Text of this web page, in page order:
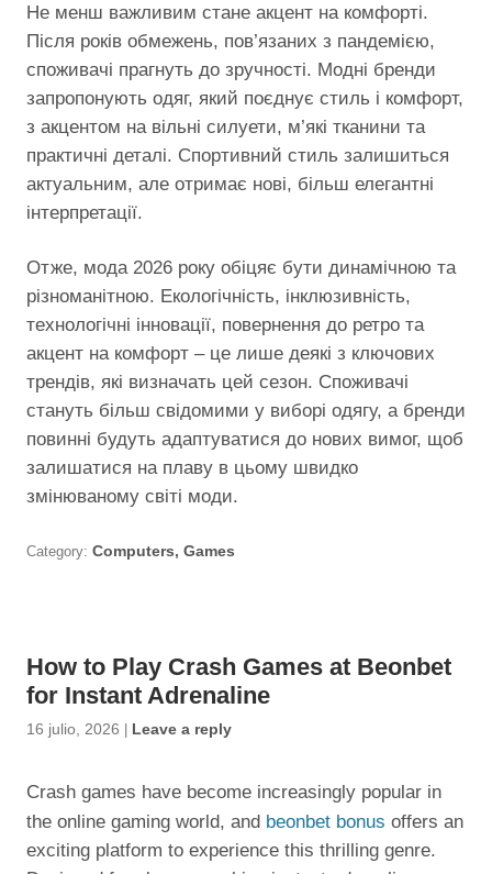
Не менш важливим стане акцент на комфорті.
Після років обмежень, пов’язаних з пандемією,
споживачі прагнуть до зручності. Модні бренди
запропонують одяг, який поєднує стиль і комфорт,
з акцентом на вільні силуети, м’які тканини та
практичні деталі. Спортивний стиль залишиться
актуальним, але отримає нові, більш елегантні
інтерпретації.
Отже, мода 2026 року обіцяє бути динамічною та
різноманітною. Екологічність, інклюзивність,
технологічні інновації, повернення до ретро та
акцент на комфорт – це лише деякі з ключових
трендів, які визначать цей сезон. Споживачі
стануть більш свідомими у виборі одягу, а бренди
повинні будуть адаптуватися до нових вимог, щоб
залишатися на плаву в цьому швидко
змінюваному світі моди.
Category: Computers, Games
How to Play Crash Games at Beonbet
for Instant Adrenaline
16 julio, 2026 | Leave a reply
Crash games have become increasingly popular in
the online gaming world, and beonbet bonus offers an
exciting platform to experience this thrilling genre.